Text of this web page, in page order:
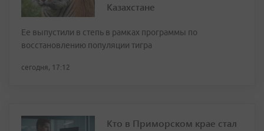
Казахстане
Ее выпустили в степь в рамках программы по
восстановлению популяции тигра
сегодня, 17:12
Кто в Приморском крае стал